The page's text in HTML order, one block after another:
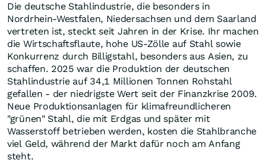
Die deutsche Stahlindustrie, die besonders in
Nordrhein-Westfalen, Niedersachsen und dem Saarland
vertreten ist, steckt seit Jahren in der Krise. Ihr machen
die Wirtschaftsflaute, hohe US-Zölle auf Stahl sowie
Konkurrenz durch Billigstahl, besonders aus Asien, zu
schaffen. 2025 war die Produktion der deutschen
Stahlindustrie auf 34,1 Millionen Tonnen Rohstahl
gefallen - der niedrigste Wert seit der Finanzkrise 2009.
Neue Produktionsanlagen für klimafreundlicheren
"grünen" Stahl, die mit Erdgas und später mit
Wasserstoff betrieben werden, kosten die Stahlbranche
viel Geld, während der Markt dafür noch am Anfang
steht.